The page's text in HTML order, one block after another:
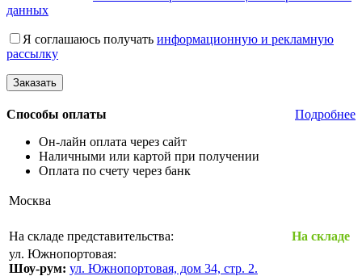
данных
Я соглашаюсь получать информационную и рекламную
рассылку
Способы оплаты
Подробнее
Он-лайн оплата через сайт
Наличными или картой при получении
Оплата по счету через банк
Москва
На складе представительства:
На складе
ул. Южнопортовая:
Шоу-рум: ул. Южнопортовая, дом 34, стр. 2.